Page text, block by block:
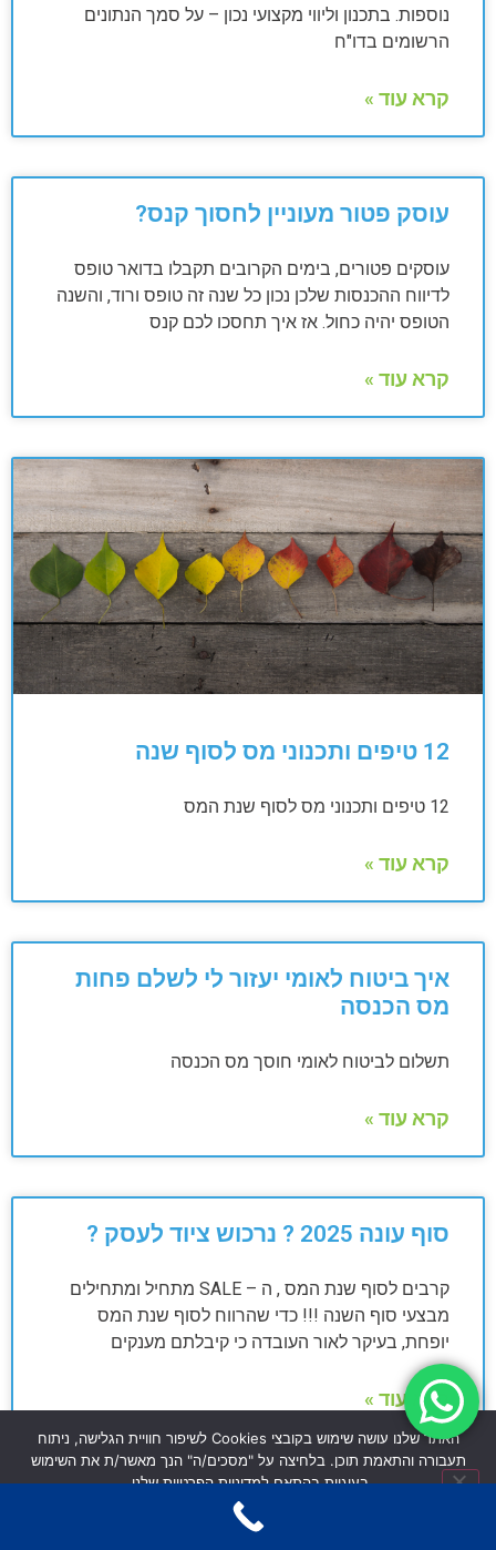
נוספות. בתכנון וליווי מקצועי נכון – על סמך הנתונים
הרשומים בדו"ח
קרא עוד »
עוסק פטור מעוניין לחסוך קנס?
עוסקים פטורים, בימים הקרובים תקבלו בדואר טופס
לדיווח ההכנסות שלכן נכון כל שנה זה טופס ורוד, והשנה
הטופס יהיה כחול. אז איך תחסכו לכם קנס
קרא עוד »
12 טיפים ותכנוני מס לסוף שנה
12 טיפים ותכנוני מס לסוף שנת המס
קרא עוד »
איך ביטוח לאומי יעזור לי לשלם פחות
מס הכנסה
תשלום לביטוח לאומי חוסך מס הכנסה
קרא עוד »
סוף עונה 2025 ? נרכוש ציוד לעסק ?
קרבים לסוף שנת המס , ה – SALE מתחיל ומתחילים
מבצעי סוף השנה !!! כדי שהרווח לסוף שנת המס
יופחת, בעיקר לאור העובדה כי קיבלתם מענקים
קרא עוד »
איך להיות מוכנים להצהרת ההון
האתר שלנו עושה שימוש בקובצי Cookies לשיפור חוויית הגלישה, ניתוח
תעבורה והתאמת תוכן. בלחיצה על "מסכים/ה" הנך מאשר/ת את השימוש
בעוגיות בהתאם למדיניות הפרטיות שלנו.
לא מסכים/ה